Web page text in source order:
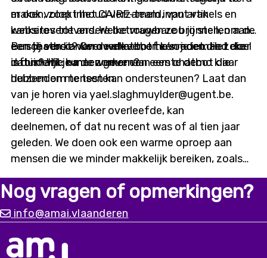
er ook volop inhoud verzameld, van artikels en
websites tot andere betrouwbare bronnen, om de
eerste versie van de chatbot te voeden. Het doel
is duidelijk: na de zomer een eerste demo klaar
hebben om te testen.
maken, zoekt het CAIRE-team input van
kankeroverlevers. Welke vragen zou jij stellen aan
een chatbot? Over welke thema’s moet die zeker
informatie kunnen geven?
Ben jij een kankeroverlever, of ken je iemand die
dat is? Wil je meewerken aan een chatbot die
duizenden mensen kan ondersteunen? Laat dan
van je horen via yael.slaghmuylder@ugent.be.
Iedereen die kanker overleefde, kan
deelnemen, of dat nu recent was of al tien jaar
geleden. We doen ook een warme oproep aan
mensen die we minder makkelijk bereiken, zoals
digitaal kwetsbaren of mensen met een
migratieachtergrond. Alleen met input vanuit
diverse ervaringen kunnen we
een chatbot bouwen die er écht is voor iedereen.
Nog vragen of opmerkingen?
info@amai.vlaanderen